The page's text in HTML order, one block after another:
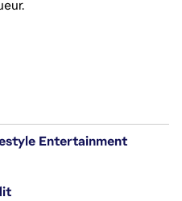
Entertainment